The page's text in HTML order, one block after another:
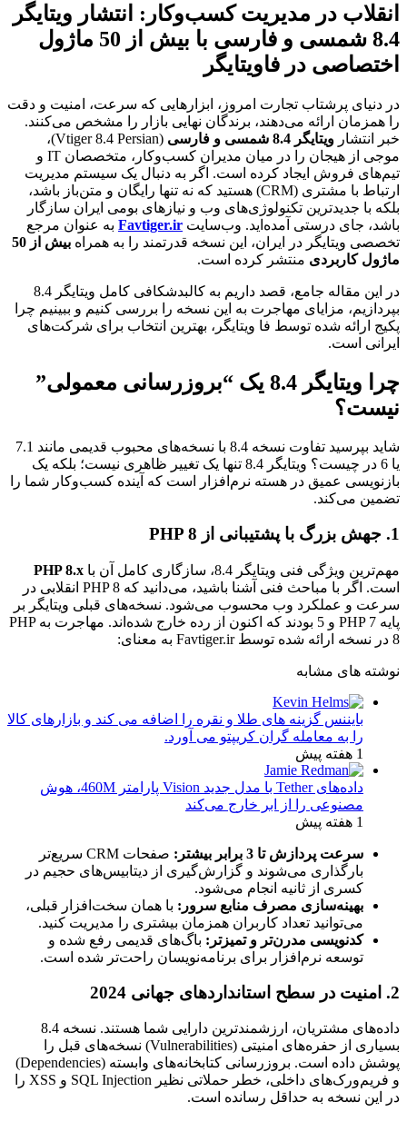
انقلاب در مدیریت کسب‌وکار: انتشار ویتایگر
8.4 شمسی و فارسی با بیش از 50 ماژول
اختصاصی در فاویتایگر
در دنیای پرشتاب تجارت امروز، ابزارهایی که سرعت، امنیت و دقت
را همزمان ارائه می‌دهند، برندگان نهایی بازار را مشخص می‌کنند.
خبر انتشار ویتایگر 8.4 شمسی و فارسی
(Vtiger 8.4 Persian)،
موجی از هیجان را در میان مدیران کسب‌وکار، متخصصان IT و
تیم‌های فروش ایجاد کرده است. اگر به دنبال یک سیستم مدیریت
ارتباط با مشتری (CRM) هستید که نه تنها رایگان و متن‌باز باشد،
بلکه با جدیدترین تکنولوژی‌های وب و نیازهای بومی ایران سازگار
باشد، جای درستی آمده‌اید. وب‌سایت Favtiger.ir به عنوان مرجع
تخصصی ویتایگر در ایران، این نسخه قدرتمند را به همراه
بیش از 50
ماژول کاربردی منتشر کرده است.
در این مقاله جامع، قصد داریم به کالبدشکافی کامل ویتایگر 8.4
بپردازیم، مزایای مهاجرت به این نسخه را بررسی کنیم و ببینیم چرا
پکیج ارائه شده توسط فا ویتایگر، بهترین انتخاب برای شرکت‌های
ایرانی است.
چرا ویتایگر 8.4 یک “بروزرسانی معمولی”
نیست؟
شاید بپرسید تفاوت نسخه 8.4 با نسخه‌های محبوب قدیمی مانند 7.1
یا 6 در چیست؟ ویتایگر 8.4 تنها یک تغییر ظاهری نیست؛ بلکه یک
بازنویسی عمیق در هسته نرم‌افزار است که آینده کسب‌وکار شما را
تضمین می‌کند.
1. جهش بزرگ با پشتیبانی از PHP 8
مهم‌ترین ویژگی فنی ویتایگر 8.4، سازگاری کامل آن با
PHP 8.x
است. اگر با مباحث فنی آشنا باشید، می‌دانید که PHP 8 انقلابی در
سرعت و عملکرد وب محسوب می‌شود. نسخه‌های قبلی ویتایگر بر
پایه PHP 7 و 5 بودند که اکنون از رده خارج شده‌اند. مهاجرت به PHP
8 در نسخه ارائه شده توسط Favtiger.ir به معنای:
نوشته های مشابه
بایننس گزینه های طلا و نقره را اضافه می کند و بازارهای کالا
را به معامله گران کریپتو می آورد.
1 هفته پیش
داده‌های Tether با مدل جدید Vision پارامتر 460M، هوش
مصنوعی را از ابر خارج می‌کند
1 هفته پیش
سرعت پردازش تا 3 برابر بیشتر:
صفحات CRM سریع‌تر
بارگذاری می‌شوند و گزارش‌گیری از دیتابیس‌های حجیم در
کسری از ثانیه انجام می‌شود.
بهینه‌سازی مصرف منابع سرور: با همان سخت‌افزار قبلی،
می‌توانید تعداد کاربران همزمان بیشتری را مدیریت کنید.
کدنویسی مدرن‌تر و تمیزتر: باگ‌های قدیمی رفع شده و
توسعه نرم‌افزار برای برنامه‌نویسان راحت‌تر شده است.
2. امنیت در سطح استانداردهای جهانی 2024
داده‌های مشتریان، ارزشمندترین دارایی شما هستند. نسخه 8.4
بسیاری از حفره‌های امنیتی (Vulnerabilities) نسخه‌های قبل را
پوشش داده است. بروزرسانی کتابخانه‌های وابسته (Dependencies)
و فریم‌ورک‌های داخلی، خطر حملاتی نظیر SQL Injection و XSS را
در این نسخه به حداقل رسانده است.